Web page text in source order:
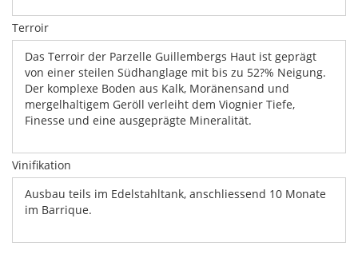
Terroir
Das Terroir der Parzelle Guillembergs Haut ist geprägt
von einer steilen Südhanglage mit bis zu 52?% Neigung.
Der komplexe Boden aus Kalk, Moränensand und
mergelhaltigem Geröll verleiht dem Viognier Tiefe,
Finesse und eine ausgeprägte Mineralität.
Vinifikation
Ausbau teils im Edelstahltank, anschliessend 10 Monate
im Barrique.